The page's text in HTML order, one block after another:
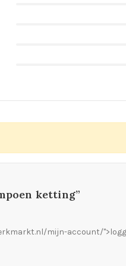
ketting”
mijn-account/